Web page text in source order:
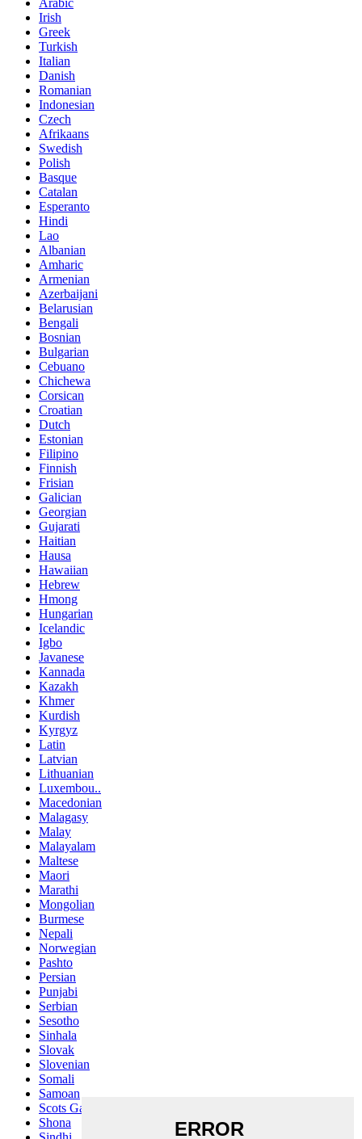
Arabic
Irish
Greek
Turkish
Italian
Danish
Romanian
Indonesian
Czech
Afrikaans
Swedish
Polish
Basque
Catalan
Esperanto
Hindi
Lao
Albanian
Amharic
Armenian
Azerbaijani
Belarusian
Bengali
Bosnian
Bulgarian
Cebuano
Chichewa
Corsican
Croatian
Dutch
Estonian
Filipino
Finnish
Frisian
Galician
Georgian
Gujarati
Haitian
Hausa
Hawaiian
Hebrew
Hmong
Hungarian
Icelandic
Igbo
Javanese
Kannada
Kazakh
Khmer
Kurdish
Kyrgyz
Latin
Latvian
Lithuanian
Luxembou..
Macedonian
Malagasy
Malay
Malayalam
Maltese
Maori
Marathi
Mongolian
Burmese
Nepali
Norwegian
Pashto
Persian
Punjabi
Serbian
Sesotho
Sinhala
Slovak
Slovenian
Somali
Samoan
Scots Gaelic
Shona